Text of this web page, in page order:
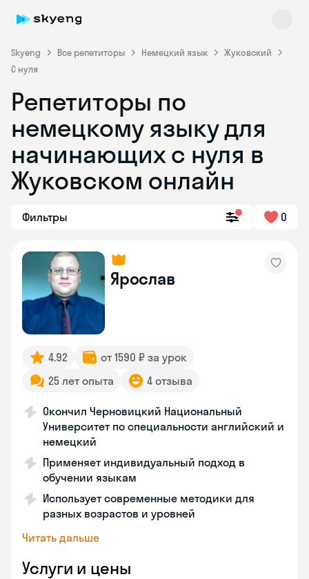
Skyeng Все репетиторы Немецкий язык
Жуковский
С нуля
Репетиторы по
немецкому языку для
начинающих с нуля в
Жуковском онлайн
Фильтры 0
Ярослав
4.92
от 1590 ₽ за урок
25 лет опыта
4 отзыва
Окончил Черновицкий Национальный
Университет по специальности английский и
немецкий
Применяет индивидуальный подход в
обучении языкам
Использует современные методики для
разных возрастов и уровней
Читать дальше
Услуги и цены
Skyeng Chat